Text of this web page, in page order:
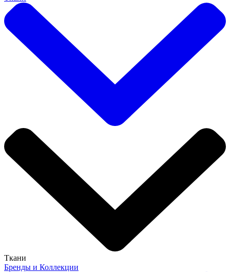
Ткани
Бренды и Коллекции